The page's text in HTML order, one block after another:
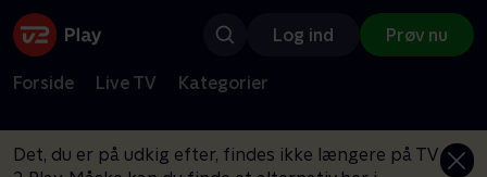
Log ind Prøv nu
Forside Live TV Kategorier
Det, du er på udkig efter, findes ikke længere på TV